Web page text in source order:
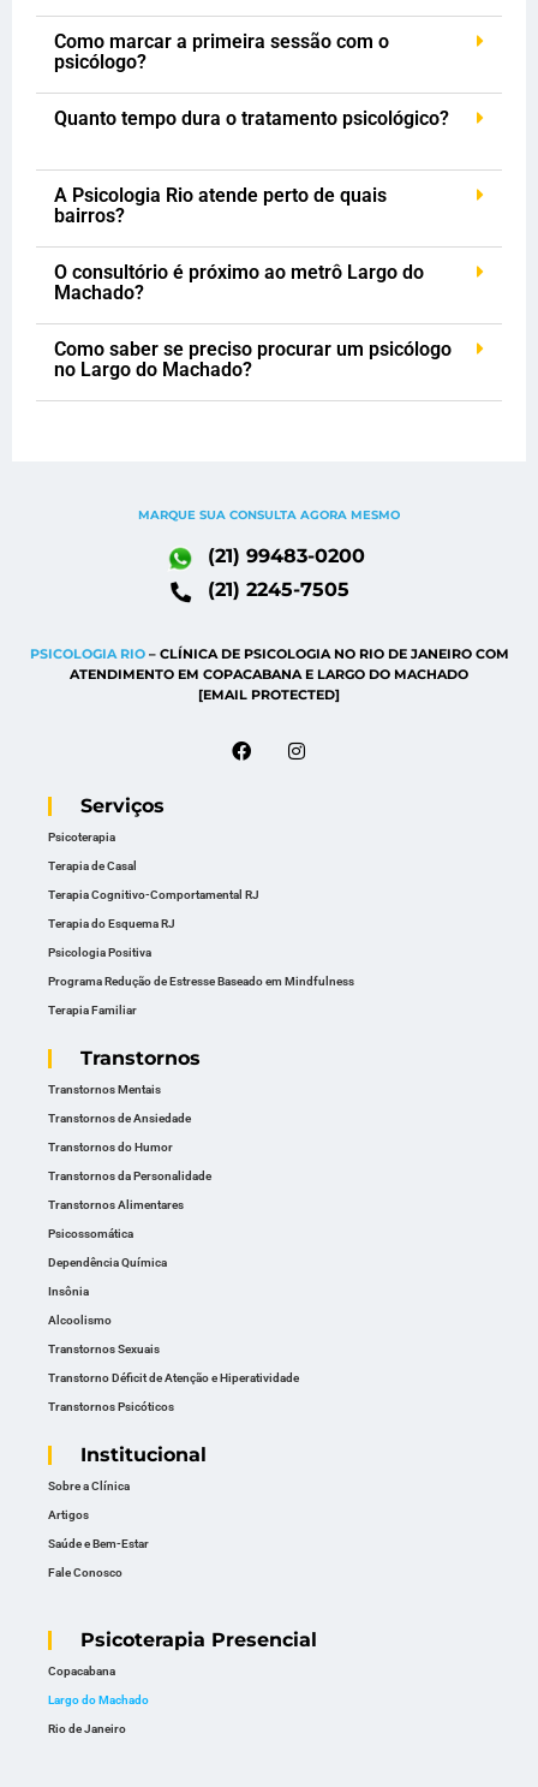
Como marcar a primeira sessão com o
psicólogo?
Quanto tempo dura o tratamento psicológico?
A Psicologia Rio atende perto de quais
bairros?
O consultório é próximo ao metrô Largo do
Machado?
Como saber se preciso procurar um psicólogo
no Largo do Machado?
MARQUE SUA CONSULTA AGORA MESMO
(21) 99483-0200
(21) 2245-7505
PSICOLOGIA RIO– CLÍNICA DE PSICOLOGIA NO RIO DE JANEIRO COM
ATENDIMENTO EM COPACABANA E LARGO DO MACHADO
[EMAIL PROTECTED]
Serviços
Psicoterapia
Terapia de Casal
Terapia Cognitivo-Comportamental RJ
Terapia do Esquema RJ
Psicologia Positiva
Programa Redução de Estresse Baseado em Mindfulness
Terapia Familiar
Transtornos
Transtornos Mentais
Transtornos de Ansiedade
Transtornos do Humor
Transtornos da Personalidade
Transtornos Alimentares
Psicossomática
Dependência Química
Insônia
Alcoolismo
Transtornos Sexuais
Transtorno Déficit de Atenção e Hiperatividade
Transtornos Psicóticos
Institucional
Sobre a Clínica
Artigos
Saúde e Bem-Estar
Fale Conosco
Psicoterapia Presencial
Copacabana
Largo do Machado
Rio de Janeiro